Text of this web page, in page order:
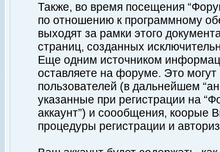
Также, во время посещения
по отношению к программному
выходят за рамки этого
страниц, созданных
Еще одним источником
оставляете на форуме. Это
пользователей (в дальнейшем
указанные при регистрации на
аккаунт”) и соообщения, коорые
процедуры регистрации и